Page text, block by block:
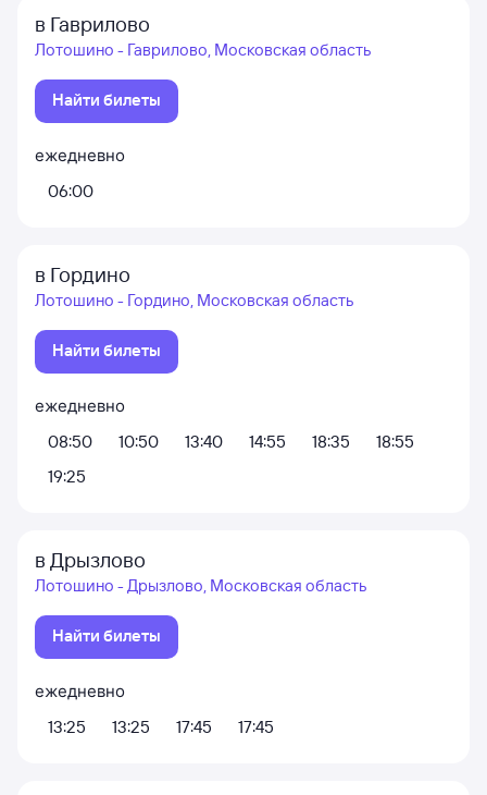
в Гаврилово
Лотошино - Гаврилово, Московская область
Найти билеты
ежедневно
06:00
в Гордино
Лотошино - Гордино, Московская область
Найти билеты
ежедневно
08:50
10:50 13:40 14:55 18:35
18:55
19:25
в Дрызлово
Лотошино - Дрызлово, Московская область
Найти билеты
ежедневно
13:25
13:25 17:45 17:45